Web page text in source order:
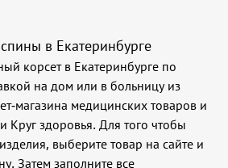
в Екатеринбурге
корсет в Екатеринбурге по
на дом или в больницу из
магазина медицинских товаров и
Круг здоровья. Для того чтобы
выберите товар на сайте и
Затем заполните все